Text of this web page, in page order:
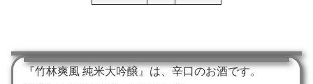
『竹林爽風 純米大吟醸』は、辛口のお酒です。